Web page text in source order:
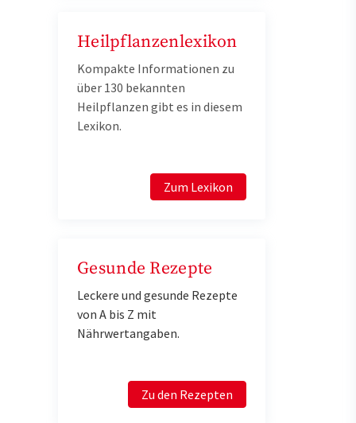
Heilpflanzenlexikon
Kompakte Informationen zu
über 130 bekannten
Heilpflanzen gibt es in diesem
Lexikon.
Zum Lexikon
Gesunde Rezepte
Leckere und gesunde Rezepte
von A bis Z mit
Nährwertangaben.
Zu den Rezepten